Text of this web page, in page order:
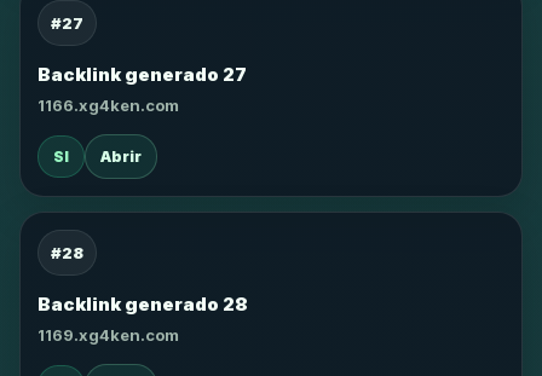
#27
Backlink generado 27
1166.xg4ken.com
SI Abrir
#28
Backlink generado 28
1169.xg4ken.com